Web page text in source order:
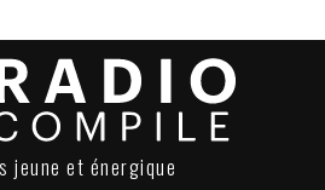
jeune et énergique